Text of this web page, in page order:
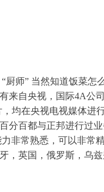
师” 当然知道饭菜怎
来自央视，国际4A公
均在央视电视媒体进
分百都与正邦进行过
非常熟悉，可以非常
，英国，俄罗斯，乌